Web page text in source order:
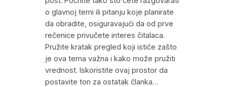
o glavnoj temi ili pitanju koje planirate
da obradite, osiguravajući da od prve
rečenice privučete interes čitalaca.
Pružite kratak pregled koji ističe zašto
je ova tema važna i kako može pružiti
vrednost. Iskoristite ovaj prostor da
postavite ton za ostatak članka…